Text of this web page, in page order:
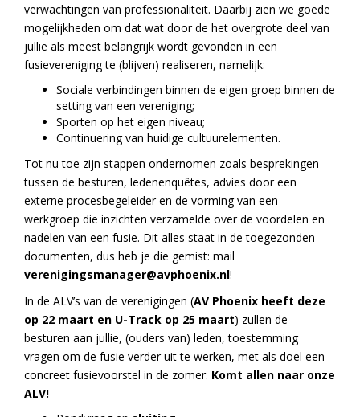
verwachtingen van professionaliteit. Daarbij zien we goede
mogelijkheden om dat wat door de het overgrote deel van
jullie als meest belangrijk wordt gevonden in een
fusievereniging te (blijven) realiseren, namelijk:
Sociale verbindingen binnen de eigen groep binnen de
setting van een vereniging;
Sporten op het eigen niveau;
Continuering van huidige cultuurelementen.
Tot nu toe zijn stappen ondernomen zoals besprekingen
tussen de besturen, ledenenquêtes, advies door een
externe procesbegeleider en de vorming van een
werkgroep die inzichten verzamelde over de voordelen en
nadelen van een fusie. Dit alles staat in de toegezonden
documenten, dus heb je die gemist: mail
verenigingsmanager@avphoenix.nl!
In de ALV’s van de verenigingen (AV Phoenix heeft deze
op 22 maart en U-Track op 25 maart) zullen de
besturen aan jullie, (ouders van) leden, toestemming
vragen om de fusie verder uit te werken, met als doel een
concreet fusievoorstel in de zomer. Komt allen naar onze
ALV!